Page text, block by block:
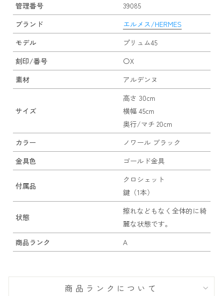
管理番号
39085
ブランド
エルメス/HERMES
モデル
プリュム45
刻印/番号
〇X
素材
アルデンヌ
サイズ
高さ 30cm
横幅 45cm
奥行/マチ 20cm
カラー
ノワール ブラック
金具色
ゴールド金具
付属品
クロシェット
鍵（1本）
状態
擦れなどもなく全体的に綺
麗な状態です。
商品ランク
A
商品ランクについて